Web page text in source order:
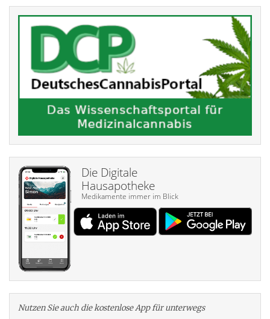
Die Digitale
Hausapotheke
Medikamente immer im Blick
Nutzen Sie auch die kosten­lose App für unterwegs